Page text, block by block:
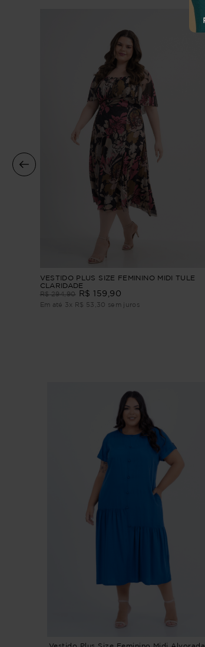
VESTIDO PLUS SIZE FEMININO MIDI TULE
CLARIDADE
R$ 294,90 R$ 159 90
Em até 3x R$ 53 30 sem juros
Vestido Plus Size Feminino Midi Alvorada